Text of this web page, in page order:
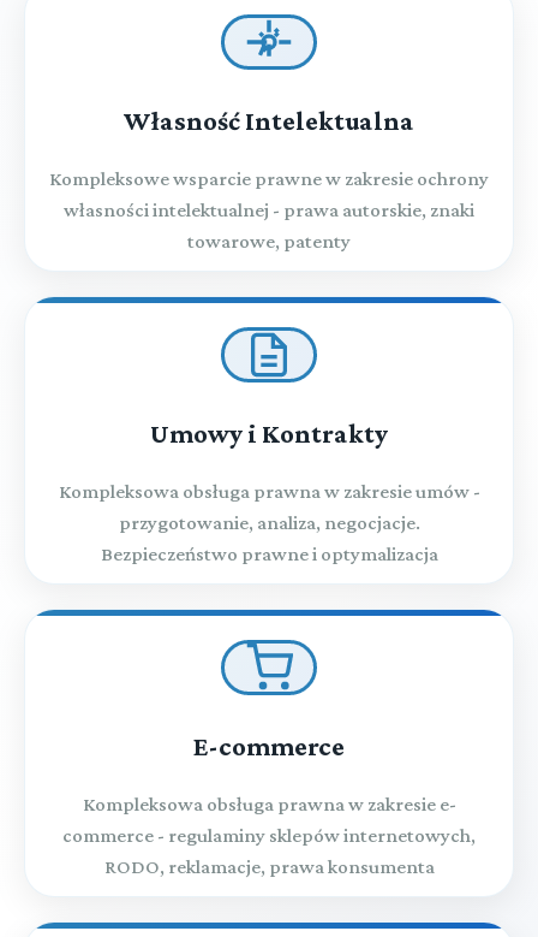
Własność Intelektualna
Kompleksowe wsparcie prawne w zakresie ochrony
własności intelektualnej - prawa autorskie, znaki
towarowe, patenty
Umowy i Kontrakty
Kompleksowa obsługa prawna w zakresie umów -
przygotowanie, analiza, negocjacje.
Bezpieczeństwo prawne i optymalizacja
E-commerce
Kompleksowa obsługa prawna w zakresie e-
commerce - regulaminy sklepów internetowych,
RODO, reklamacje, prawa konsumenta